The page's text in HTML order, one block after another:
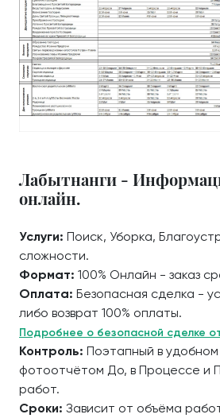
Лабытнанги -
онлайн.
Услуги: Поиск, Уборка,
сложности.
Формат: 100% Онлайн - заказ
Оплата: Безопасная сделка -
либо возврат 100% оплаты.
Подробнее о безопасной сделке
Контроль: Поэтапный в
фотоотчётом До, в Процессе и
работ.
Сроки: Зависит от объёма